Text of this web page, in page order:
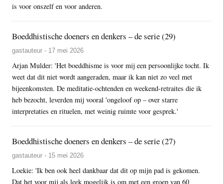
is voor onszelf en voor anderen.
Boeddhistische doeners en denkers – de serie (29)
gastauteur - 17 mei 2026
Arjan Mulder: 'Het boeddhisme is voor mij een persoonlijke tocht. Ik
weet dat dit niet wordt aangeraden, maar ik kan niet zo veel met
bijeenkomsten. De meditatie-ochtenden en weekend-retraites die ik
heb bezocht, leverden mij vooral 'ongeloof op – over starre
interpretaties en rituelen, met weinig ruimte voor gesprek.'
Boeddhistische doeners en denkers – de serie (27)
gastauteur - 15 mei 2026
Loekie: 'Ik ben ook heel dankbaar dat dit op mijn pad is gekomen.
Dat het voor mij als leek mogelijk is om met een groep van 60